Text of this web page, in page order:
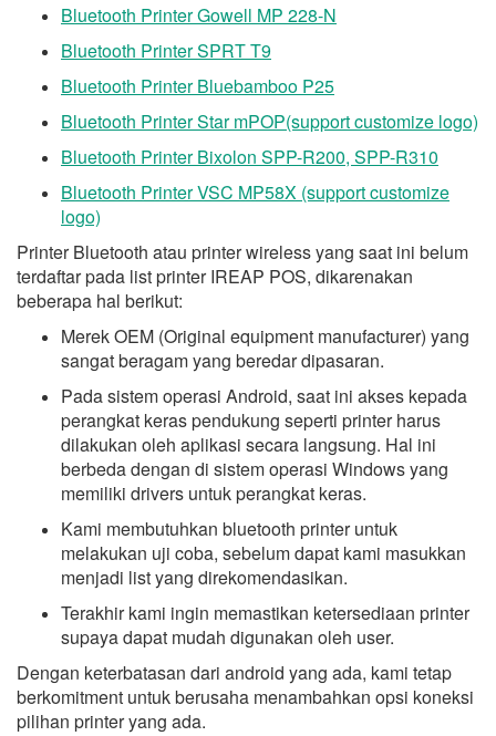
Bluetooth Printer Gowell MP 228-N
Bluetooth Printer SPRT T9
Bluetooth Printer Bluebamboo P25
Bluetooth Printer Star mPOP(support customize logo)
Bluetooth Printer Bixolon SPP-R200, SPP-R310
Bluetooth Printer VSC MP58X (support customize
logo)
Printer Bluetooth atau printer wireless yang saat ini belum
terdaftar pada list printer IREAP POS, dikarenakan
beberapa hal berikut:
Merek OEM (Original equipment manufacturer) yang
sangat beragam yang beredar dipasaran.
Pada sistem operasi Android, saat ini akses kepada
perangkat keras pendukung seperti printer harus
dilakukan oleh aplikasi secara langsung. Hal ini
berbeda dengan di sistem operasi Windows yang
memiliki drivers untuk perangkat keras.
Kami membutuhkan bluetooth printer untuk
melakukan uji coba, sebelum dapat kami masukkan
menjadi list yang direkomendasikan.
Terakhir kami ingin memastikan ketersediaan printer
supaya dapat mudah digunakan oleh user.
Dengan keterbatasan dari android yang ada, kami tetap
berkomitment untuk berusaha menambahkan opsi koneksi
pilihan printer yang ada.